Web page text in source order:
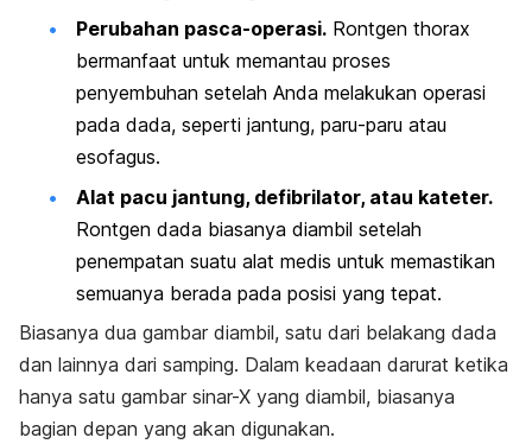
Perubahan pasca-operasi. Rontgen thorax
bermanfaat untuk memantau proses
penyembuhan setelah Anda melakukan operasi
pada dada, seperti jantung, paru-paru atau
esofagus.
Alat pacu jantung, defibrilator, atau kateter.
Rontgen dada biasanya diambil setelah
penempatan suatu alat medis untuk memastikan
semuanya berada pada posisi yang tepat.
Biasanya dua gambar diambil, satu dari belakang dada
dan lainnya dari samping. Dalam keadaan darurat ketika
hanya satu gambar sinar-X yang diambil, biasanya
bagian depan yang akan digunakan.